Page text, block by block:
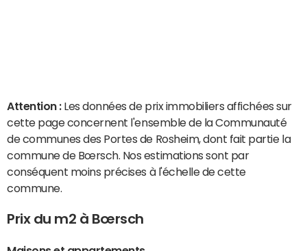
Attention : Les données de prix immobiliers affichées sur
cette page concernent l'ensemble de la Communauté
de communes des Portes de Rosheim, dont fait partie la
commune de Bœrsch. Nos estimations sont par
conséquent moins précises à l'échelle de cette
commune.
Prix du m2 à Bœrsch